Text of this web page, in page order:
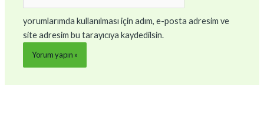
yorumlarımda kullanılması için adım, e-posta adresim ve
site adresim bu tarayıcıya kaydedilsin.